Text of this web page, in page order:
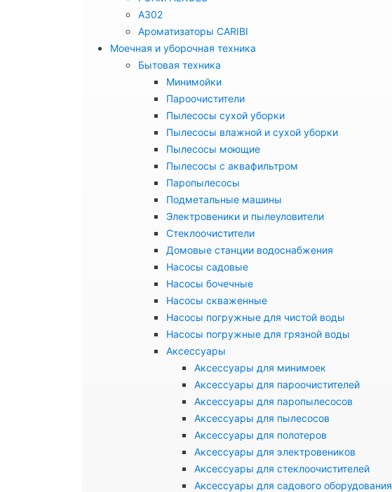
A302
Ароматизаторы CARIBI
Моечная и уборочная техника
Бытовая техника
Минимойки
Пароочистители
Пылесосы сухой уборки
Пылесосы влажной и сухой уборки
Пылесосы моющие
Пылесосы с аквафильтром
Паропылесосы
Подметальные машины
Электровеники и пылеуловители
Стеклоочистители
Домовые станции водоснабжения
Насосы садовые
Насосы бочечные
Насосы скваженные
Насосы погружные для чистой воды
Насосы погружные для грязной воды
Аксессуары
Аксессуары для минимоек
Аксессуары для пароочистителей
Аксессуары для паропылесосов
Аксессуары для пылесосов
Аксессуары для полотеров
Аксессуары для электровеников
Аксессуары для стеклоочистителей
Аксессуары для садового оборудования